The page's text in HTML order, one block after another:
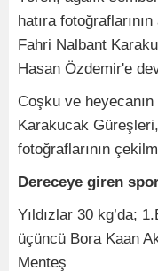
hatıra
Fahri Nalbant
Hasan Özdemir'e
Coşku ve
Karakucak
fotoğraflarının
Dereceye giren
Yıldızlar 30 kg’da;
üçüncü Bora Kaan
Menteş